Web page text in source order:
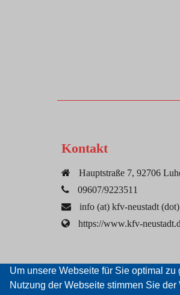
Um unsere Webseite für Sie optimal
Nutzung der Webseite stimmen Sie
Kontakt
Hauptstraße 7, 92706
09607/9223511
info (at) kfv-neustadt
https://www.kfv-